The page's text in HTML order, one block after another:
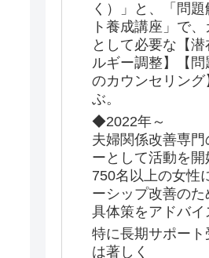
く）」と、「問
ト養成講座」で
として必要な【
ルギー調整】【
のカウンセリン
ぶ。
◆2022年～
夫婦関係改善専門
ーとして活動を開
750名以上の女性
ーシップ改善のた
具体策をアドバイ
特に長期サポー
は著しく